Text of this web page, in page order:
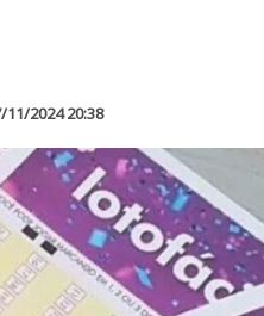
11/2024 20:38